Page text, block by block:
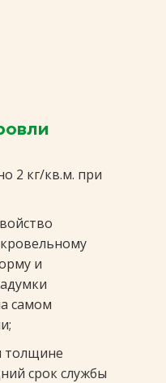
2 кг/кв.м. при
и
самом
толщине
срок службы